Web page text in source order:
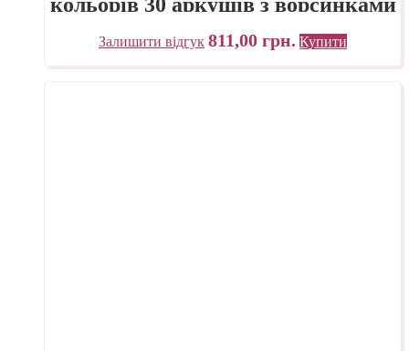
Fabriano Італія
Залишити відгук 811,00 грн. Купити